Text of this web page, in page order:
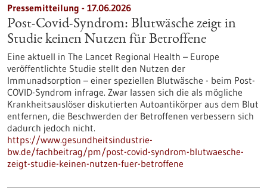
Pressemitteilung - 17.06.2026
Post-Covid-Syndrom: Blutwäsche zeigt in
Studie keinen Nutzen für Betroffene
Eine aktuell in The Lancet Regional Health – Europe
veröffentlichte Studie stellt den Nutzen der
Immunadsorption – einer speziellen Blutwäsche - beim Post-
COVID-Syndrom infrage. Zwar lassen sich die als mögliche
Krankheitsauslöser diskutierten Autoantikörper aus dem Blut
entfernen, die Beschwerden der Betroffenen verbessern sich
dadurch jedoch nicht.
https://www.gesundheitsindustrie-
bw.de/fachbeitrag/pm/post-covid-syndrom-blutwaesche-
zeigt-studie-keinen-nutzen-fuer-betroffene